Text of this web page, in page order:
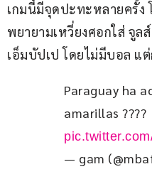
เกมนี้มีจุดปะทะหลายครั้ง
พยายามเหวี่ยงศอกใส่ จูล
เอ็มบัปเป โดยไม่มีบอล แ
Paraguay ha
amarillas ????
— gam